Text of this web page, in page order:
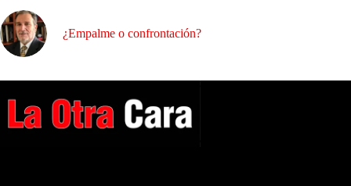
¿Empalme o confrontación?